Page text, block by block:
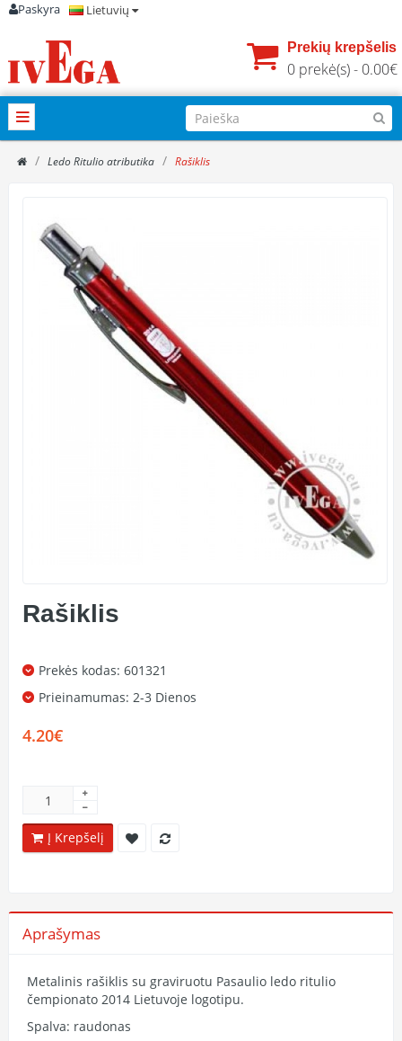
Paskyra Lietuvių
Prekių krepšelis
0 prekė(s) - 0.00€
Ledo Ritulio atributika Rašiklis
Rašiklis
Prekės kodas: 601321
Prieinamumas: 2-3 Dienos
4.20€
Į Krepšelį
Aprašymas
Metalinis rašiklis su graviruotu Pasaulio ledo ritulio
čempionato 2014 Lietuvoje logotipu.
Spalva: raudonas